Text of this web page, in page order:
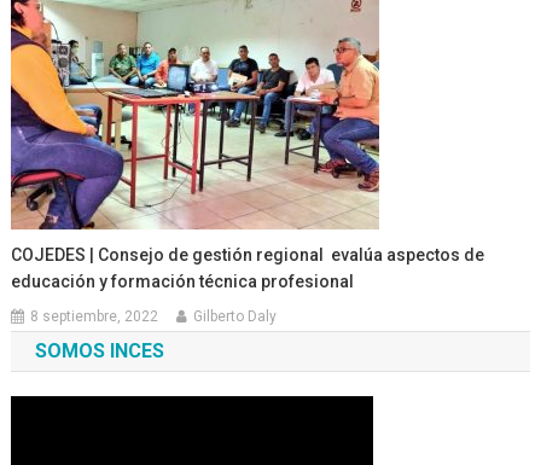
COJEDES | Consejo de gestión regional evalúa aspectos de
educación y formación técnica profesional
8 septiembre, 2022 Gilberto Daly
SOMOS INCES